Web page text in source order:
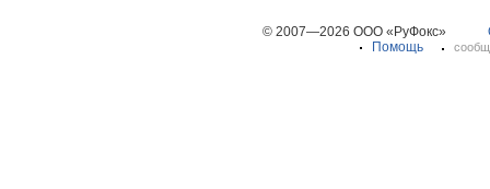
© 2007—2026 ООО «РуФокс»
Помощь